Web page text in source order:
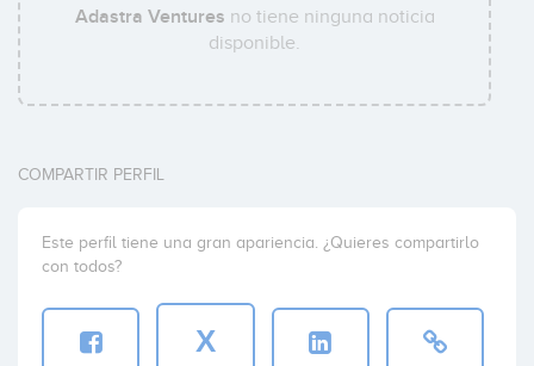
Adastra Ventures no tiene ninguna noticia
disponible.
COMPARTIR PERFIL
Este perfil tiene una gran apariencia. ¿Quieres compartirlo
con todos?
X